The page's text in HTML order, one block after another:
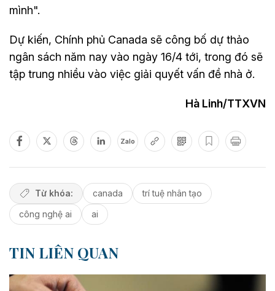
mình".
Dự kiến, Chính phủ Canada sẽ công bố dự thảo
ngân sách năm nay vào ngày 16/4 tới, trong đó sẽ
tập trung nhiều vào việc giải quyết vấn đề nhà ở.
Hà Linh/TTXVN
Zalo
Từ khóa: canada
trí tuệ nhân tạo
công nghệ ai
ai
TIN LIÊN QUAN